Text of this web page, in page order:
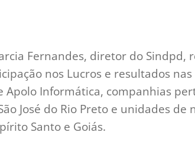
Fernandes, diretor do Sindpd,
nos Lucros e resultados nas
Apolo Informática, companhias
José do Rio Preto e unidades de
Santo e Goiás.